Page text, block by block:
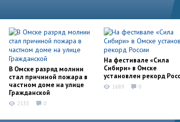
В Омске разряд молнии
стал причиной пожара в
частном доме на улице
Гражданской
2133 0
На фестивале «Сила
Сибири» в Омске
установлен рекорд
1689 0